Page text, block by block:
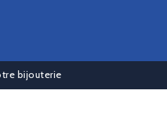
bijouterie